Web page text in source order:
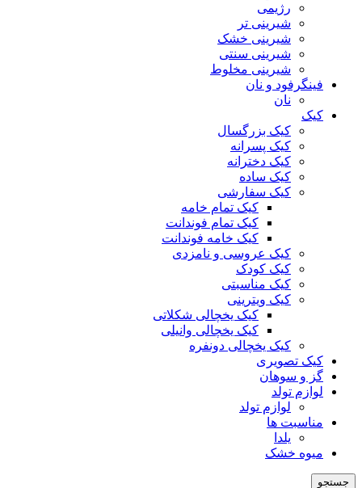
رژیمی
شیرینی تر
شیرینی خشک
شیرینی سنتی
شیرینی مخلوط
فینگرفود و نان‌
نان
کیک
کیک بزرگسال
کیک پسرانه
کیک دخترانه
کیک ساده
کیک سفارشی
کیک تمام خامه
کیک تمام فوندانت
کیک خامه فوندانت
کیک عروسی و نامزدی
کیک کودک
کیک مناسبتی
کیک ویترینی
کیک یخچالی شکلاتی
کیک یخچالی وانیلی
کیک یخچالی دونفره
کیک تصویری
گز و سوهان
لوازم تولد
لوازم تولد
مناسبت ها
یلدا
میوه خشک
جستجو